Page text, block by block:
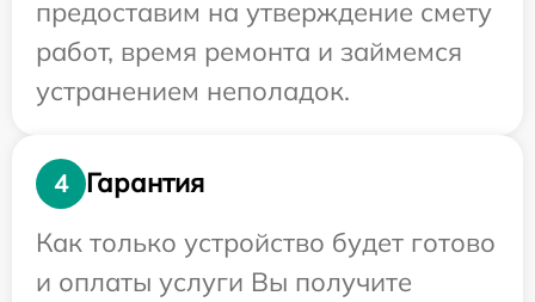
предоставим на утверждение смету
работ, время ремонта и займемся
устранением неполадок.
4
Гарантия
Как только устройство будет готово
и оплаты услуги Вы получите